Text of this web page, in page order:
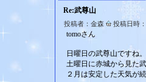
Re:武尊山
投稿者：金森 投稿日時
tomoさん
日曜日の武尊山ですね。
土曜日に赤城から見た
２月は安定した天気が